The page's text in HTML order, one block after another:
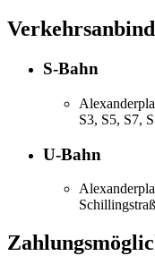
S-Bahn
S3, S5, S7,
U-Bahn